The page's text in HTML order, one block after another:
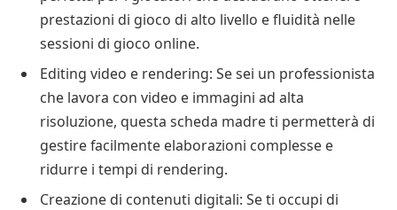
prestazioni di gioco di alto livello e fluidità nelle
sessioni di gioco online.
Editing video e rendering: Se sei un professionista
che lavora con video e immagini ad alta
risoluzione, questa scheda madre ti permetterà di
gestire facilmente elaborazioni complesse e
ridurre i tempi di rendering.
Creazione di contenuti digitali: Se ti occupi di